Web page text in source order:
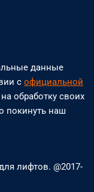
данные
с официальной
обработку своих
покинуть наш
лифтов. @2017-